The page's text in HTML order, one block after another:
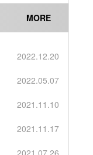
MORE
2022.12.20
2022.05.07
2021.11.10
2021.11.17